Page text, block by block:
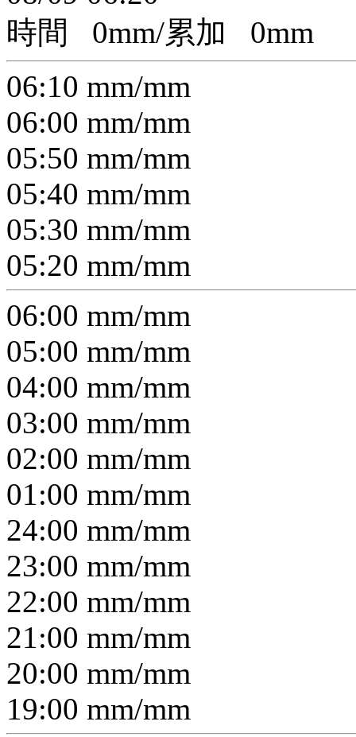
時間
0mm/累加 0mm
06:10 mm/mm
06:00 mm/mm
05:50 mm/mm
05:40 mm/mm
05:30 mm/mm
05:20 mm/mm
06:00 mm/mm
05:00 mm/mm
04:00 mm/mm
03:00 mm/mm
02:00 mm/mm
01:00 mm/mm
24:00 mm/mm
23:00 mm/mm
22:00 mm/mm
21:00 mm/mm
20:00 mm/mm
19:00 mm/mm